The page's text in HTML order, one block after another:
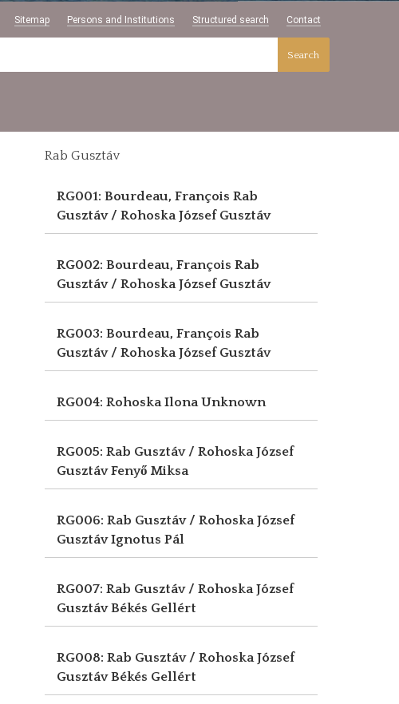
Sitemap Persons and Institutions Structured search Contact
Search
Rab Gusztáv
RG001: Bourdeau, François Rab
Gusztáv / Rohoska József Gusztáv
RG002: Bourdeau, François Rab
Gusztáv / Rohoska József Gusztáv
RG003: Bourdeau, François Rab
Gusztáv / Rohoska József Gusztáv
RG004: Rohoska IlonaUnknown
RG005: Rab Gusztáv / Rohoska József
GusztávFenyő Miksa
RG006: Rab Gusztáv / Rohoska József
GusztávIgnotus Pál
RG007: Rab Gusztáv / Rohoska József
GusztávBékés Gellért
RG008: Rab Gusztáv / Rohoska József
GusztávBékés Gellért